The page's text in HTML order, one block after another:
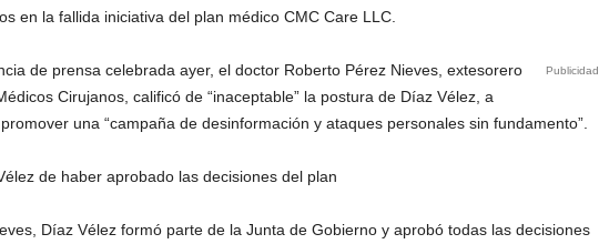
en la fallida iniciativa del plan médico CMC Care LLC.
Publicidad
de prensa celebrada ayer, el doctor Roberto Pérez Nieves, extesorero
Cirujanos, calificó de “inaceptable” la postura de Díaz Vélez, a
una “campaña de desinformación y ataques personales sin fundamento”.
de haber aprobado las decisiones del plan
Díaz Vélez formó parte de la Junta de Gobierno y aprobó todas las decisiones